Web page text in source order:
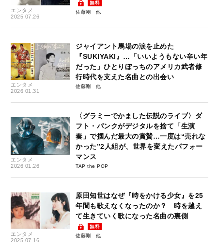
エンタメ
2025.07.26
無料
佐藤剛
エンタメ
2026.01.31
ジャイアント馬場の涙を止めた
『SUKIYAKI』…「いいようもない辛い年
だった」ひとりぼっちのアメリカ武者修
行時代を支えた名曲との出会い
佐藤剛
エンタメ
2026.01.26
〈グラミーでかました伝説のライブ〉ダ
フト・パンクがデジタルを捨て「生演
奏」で掴んだ最大の賞賛…一度は“売れな
かった”2人組が、世界を変えたパフォー
マンス
TAP the POP
エンタメ
2025.07.16
原田知世はなぜ『時をかける少女』を25
年間も歌えなくなったのか？ 時を越え
て生きていく歌になった名曲の裏側
無料
佐藤剛